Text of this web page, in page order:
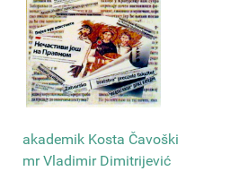
akademik Kosta Čavoški
mr Vladimir Dimitrijević